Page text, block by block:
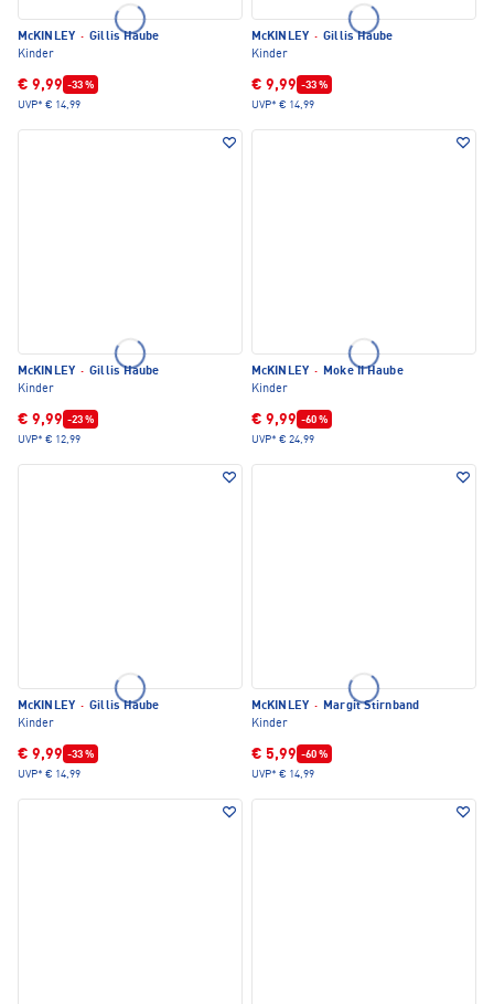
McKINLEY · Gillis Haube
Kinder
€ 9,99 -33 %
UVP* € 14,99
McKINLEY · Gillis Haube
Kinder
€ 9,99 -33 %
UVP* € 14,99
McKINLEY · Gillis Haube
Kinder
€ 9,99 -23 %
UVP* € 12,99
McKINLEY · Moke II Haube
Kinder
€ 9,99 -60 %
UVP* € 24,99
McKINLEY · Gillis Haube
Kinder
€ 9,99 -33 %
UVP* € 14,99
McKINLEY · Margit Stirnband
Kinder
€ 5,99 -60 %
UVP* € 14,99